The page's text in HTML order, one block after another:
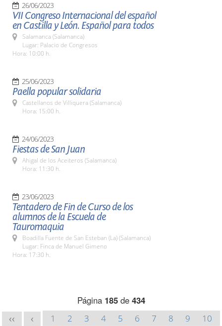
26/06/2023
VII Congreso Internacional del español
en Castilla y León. Español para todos
Salamanca (Salamanca)
Lugar: Palacio de Congresos
Hora: 10:00 h.
25/06/2023
Paella popular solidaria
Castellanos de Villiquera (Salamanca)
Hora: 15:00 h.
24/06/2023
Fiestas de San Juan
Ahigal de los Aceiteros (Salamanca)
Hora: 11:30 h.
23/06/2023
Tentadero de Fin de Curso de los
alumnos de la Escuela de
Tauromaquia
Boadilla Fuente de San Esteban (La) (Salamanca)
Lugar: Finca de Manuel Gimeno
Hora: 17:30 h.
Página 185de 434
<< < 1 2 3 4 5 6 7 8 9
10